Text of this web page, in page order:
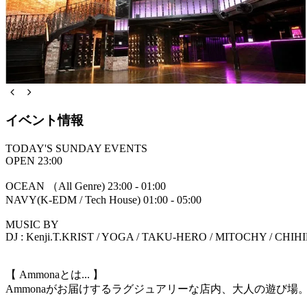
イベント情報
TODAY'S SUNDAY EVENTS
OPEN 23:00
OCEAN （All Genre) 23:00 - 01:00
NAVY(K-EDM / Tech House) 01:00 - 05:00
MUSIC BY
DJ : Kenji.T.KRIST / YOGA / TAKU-HERO / MITOCHY /
【 Ammonaとは... 】
Ammonaがお届けするラグジュアリーな店内、大人の遊び場。